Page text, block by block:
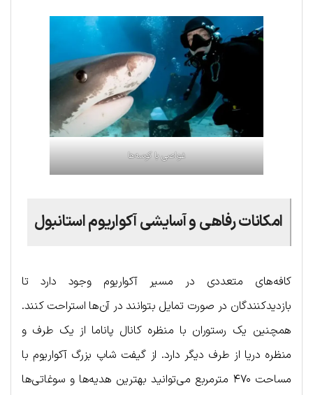
غواصی با کوسه‌ها
امکانات رفاهی و آسایشی آکواریوم استانبول
کافه‌های متعددی در مسیر آکواریوم وجود دارد تا
بازدیدکنندگان در صورت تمایل بتوانند در آن‌ها استراحت کنند.
همچنین یک رستوران با منظره کانال پاناما از یک طرف و
منظره دریا از طرف دیگر دارد. از گیفت شاپ بزرگ آکواریوم با
مساحت ۴۷۰ مترمربع می‌توانید بهترین هدیه‌ها و سوغاتی‌ها